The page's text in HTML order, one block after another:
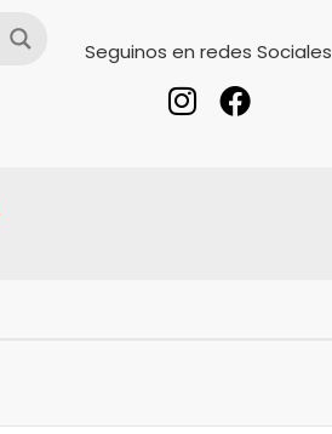
Seguinos en redes Sociales